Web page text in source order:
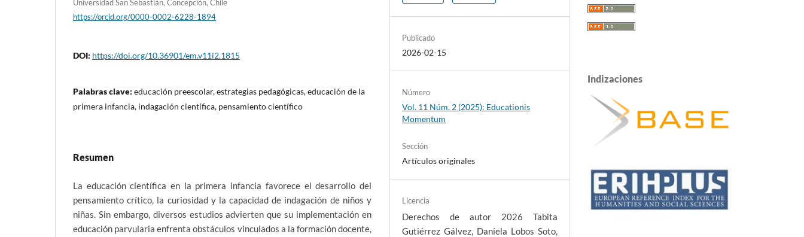
Universidad San Sebastián, Concepción, Chile
https://orcid.org/0000-0002-6228-1894
DOI: https://doi.org/10.36901/em.v11i2.1815
Palabras clave: educación preescolar, estrategias pedagógicas, educación de la
primera infancia, indagación científica, pensamiento científico
Resumen
La educación científica en la primera infancia favorece el desarrollo del
pensamiento crítico, la curiosidad y la capacidad de indagación de niños y
niñas. Sin embargo, diversos estudios advierten que su implementación en
educación parvularia enfrenta obstáculos vinculados a la formación docente,
Publicado
2026-02-15
Número
Vol. 11 Núm. 2 (2025): Educationis
Momentum
Sección
Artículos originales
Licencia
Derechos de autor 2026 Tabita
Gutiérrez Gálvez, Daniela Lobos Soto,
Indizaciones